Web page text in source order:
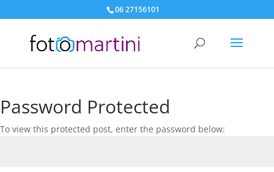
06 27156101
Password Protected
To view this protected post, enter the password below: